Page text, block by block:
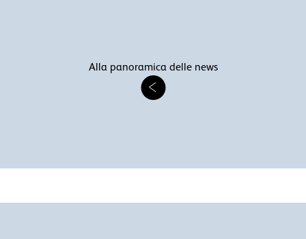
Alla panoramica delle news